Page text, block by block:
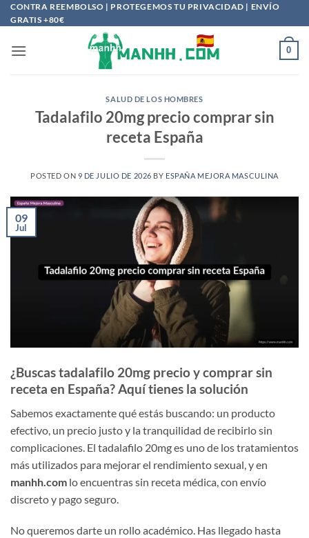
Saltar
al
CONTRA REEMBOLSO | PROTEGEMOS TU PRIVACIDAD | ENVÍO
GRATIS +80€
0
SALUD DE LOS HOMBRES
Tadalafilo 20mg precio comprar sin
receta España
POSTED ON 9 DE JULIO DE 2026 BY ESPAÑA MEJORA MASCULINA
09
Jul
¿Buscas tadalafilo 20mg precio y comprar sin
receta en España? Aquí tienes la solución
Sabemos exactamente qué estás buscando: un producto
efectivo, un precio justo y la tranquilidad de recibirlo sin
complicaciones. El tadalafilo 20mg es uno de los tratamientos
más utilizados para mejorar el rendimiento sexual, y en
manhh.com lo encuentras sin receta médica, con envío
discreto y pago seguro.
No queremos darte un rollo académico. Has llegado hasta